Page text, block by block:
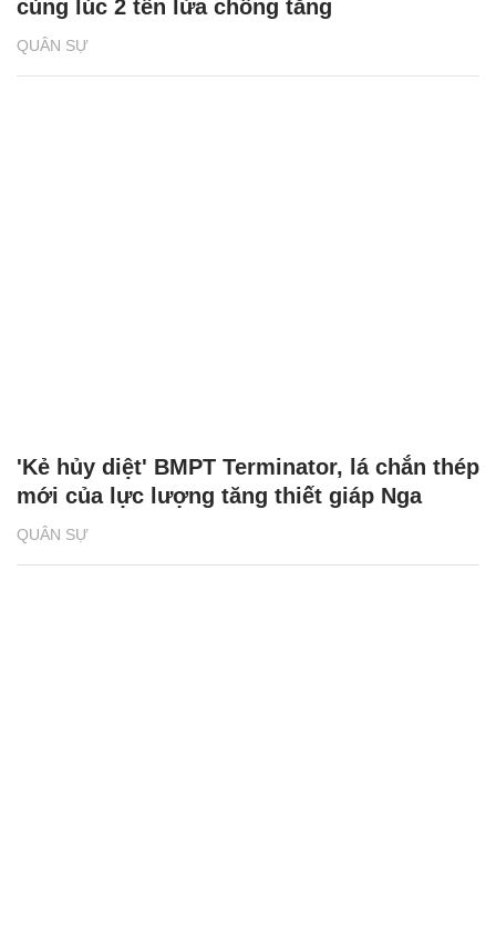
QUÂN SỰ
cùng lúc 2 tên lửa chống tăng
QUÂN SỰ
'Kẻ hủy diệt' BMPT Terminator, lá chắn thép
mới của lực lượng tăng thiết giáp Nga